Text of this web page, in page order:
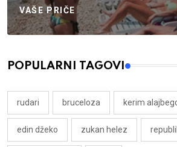
VAŠE PRIČE
POPULARNI TAGOVI
rudari bruceloza kerim
edin džeko zukan helez